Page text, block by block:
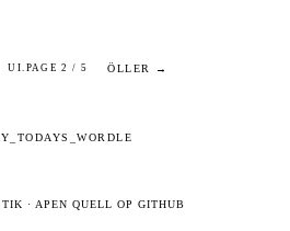
UI.PAGE 2 / 5 ÖLLER →
· APEN QUELL OP GITHUB